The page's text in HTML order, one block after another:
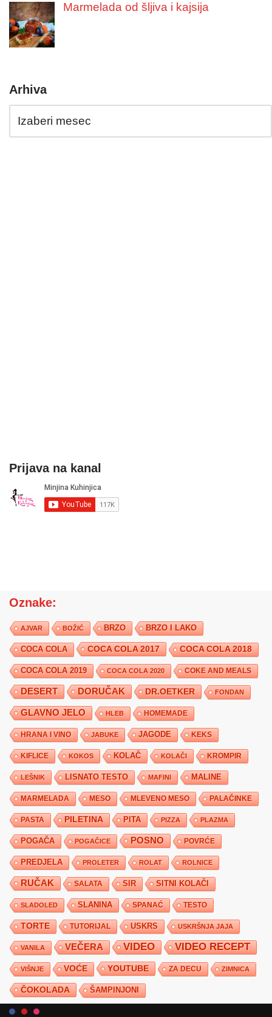
Marmelada od šljiva i kajsija
Arhiva
Prijava na kanal
Oznake:
AJVAR BOŽIĆ BRZO BRZO I LAKO
COCA COLA COCA COLA 2017 COCA COLA 2018
COCA COLA 2019 COCA COLA 2020 COKE AND MEALS
DESERT DORUČAK DR.OETKER FONDAN
GLAVNO JELO HLEB HOMEMADE
HRANA I VINO JABUKE JAGODE KEKS
KIFLICE KOKOS KOLAČ KOLAČI KROMPIR
LEŠNIK LISNATO TESTO MAFINI MALINE
MARMELADA MESO MLEVENO MESO PALAČINKE
PASTA PILETINA PITA PIZZA PLAZMA
POGAČA POGAČICE POSNO POVRĆE
PREDJELA PROLETER ROLAT ROLNICE
RUČAK SALATA SIR SITNI KOLAČI
SLADOLED SLANINA SPANAĆ TESTO
TORTE TUTORIJAL USKRS USKRŠNJA JAJA
VANILA VEČERA VIDEO VIDEO RECEPT
VIŠNJE VOĆE YOUTUBE ZA DECU ZIMNICA
ČOKOLADA ŠAMPINJONI